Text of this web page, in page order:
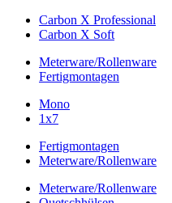
Carbon X Professional
Carbon X Soft
Meterware/Rollenware
Fertigmontagen
Mono
1x7
Fertigmontagen
Meterware/Rollenware
Meterware/Rollenware